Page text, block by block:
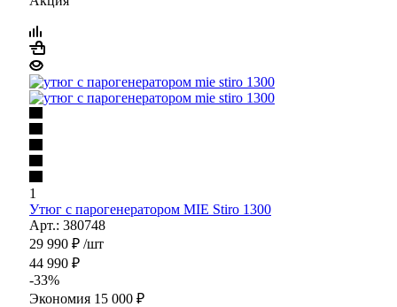
1
Утюг с парогенератором MIE Stiro 1300
Арт.: 380748
29 990 ₽ /шт
44 990 ₽
-33%
Экономия 15 000 ₽